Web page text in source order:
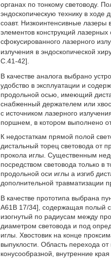
органах по тонкому световоду.
эндоскопическую технику в ходе
соавт. Низкоинтенсивные
элементов конструкций
сфокусированного лазерного
излучения в эндоскопической
С.41-42].
В качестве аналога выбрано
удобство в эксплуатации и
продольной осью, имеющий
снабженный держателем или
с источником лазерного
поршнем, в котором выполнено
К недостаткам прямой полой
дистальный торец световода от
прокола иглы. Существенным
посредством световода только
продольной оси иглы а изгиб
дополнительной травматизации
В качестве прототипа выбрана
А61В 17/34], содержащая полый
изогнутый по радиусам между
диаметром световода и под
иглы. Хвостовик на конце
выпуклости. Область перехода
конусообразной, внутренние